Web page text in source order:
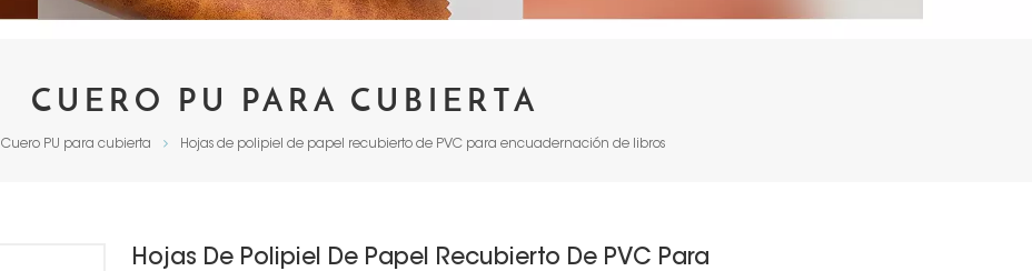
CUERO PU PARA CUBIERTA
Cuero PU para cubierta Hojas de polipiel de papel recubierto de PVC para encuadernación de libros
Hojas De Polipiel De Papel Recubierto De PVC Para